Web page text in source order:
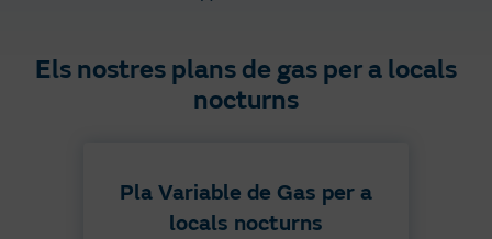
Els nostres plans de gas per a locals
nocturns
Pla Variable de Gas per a
locals nocturns